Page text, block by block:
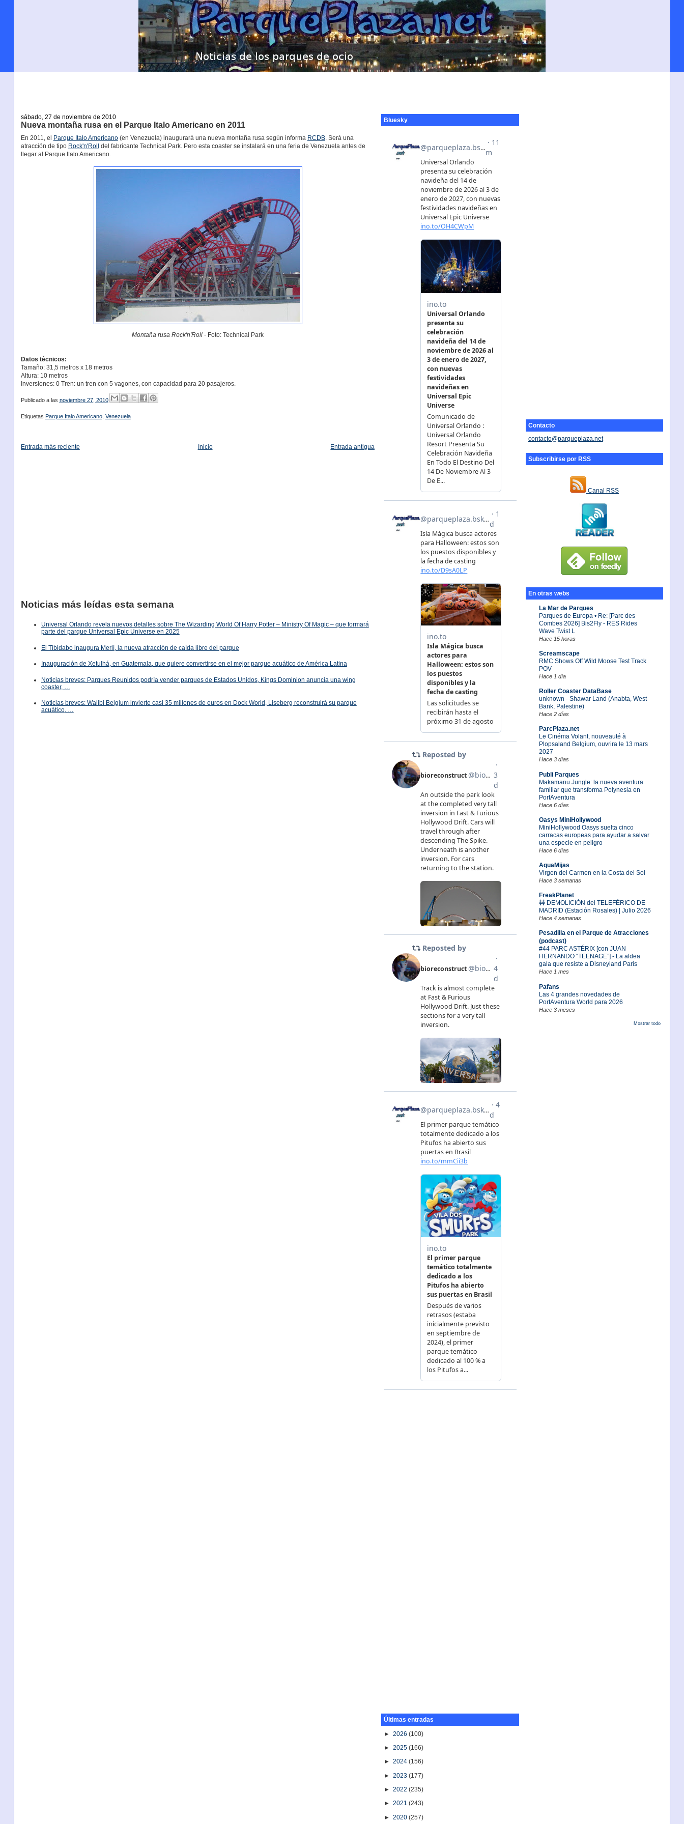
Contacto
contacto@parqueplaza.net
Subscribirse por RSS
Canal RSS
En otras webs
La Mar de Parques
Parques de Europa • Re: [Parc des
Combes 2026] Bis2Fly - RES Rides
Wave Twist L
Hace 15 horas
Screamscape
RMC Shows Off Wild Moose Test Track
POV
Hace 1 día
Roller Coaster DataBase
unknown - Shawar Land (Anabta, West
Bank, Palestine)
Hace 2 días
ParcPlaza.net
Le Cinéma Volant, nouveauté à
Plopsaland Belgium, ouvrira le 13 mars
2027
Hace 3 días
Publi Parques
Makamanu Jungle: la nueva aventura
familiar que transforma Polynesia en
PortAventura
Hace 6 días
Oasys MiniHollywood
MiniHollywood Oasys suelta cinco
carracas europeas para ayudar a salvar
una especie en peligro
Hace 6 días
AquaMijas
Virgen del Carmen en la Costa del Sol
Hace 3 semanas
FreakPlanet
🚧 DEMOLICIÓN del TELEFÉRICO DE
MADRID (Estación Rosales) | Julio 2026
Hace 4 semanas
Pesadilla en el Parque de Atracciones
(podcast)
#44 PARC ASTÉRIX [con JUAN
HERNANDO “TEENAGE”] - La aldea
gala que resiste a Disneyland Paris
Hace 1 mes
Pafans
Las 4 grandes novedades de
PortAventura World para 2026
Hace 3 meses
Mostrar todo
sábado, 27 de noviembre de 2010
Nueva montaña rusa en el Parque Italo Americano en 2011
En 2011, el Parque Italo Americano(en Venezuela) inaugurará una nueva montaña rusa según informa RCDB. Será una
atracción de tipo Rock'n'Roll
del fabricante Technical Park. Pero esta coaster se instalará en una feria de Venezuela antes de
llegar al Parque Italo Americano.
Montaña rusa Rock'n'Roll - Foto: Technical Park
Datos técnicos:
Tamaño: 31,5 metros x 18 metros
Altura: 10 metros
Inversiones: 0 Tren: un tren con 5 vagones, con capacidad para 20 pasajeros.
Publicado a las noviembre 27, 2010
Etiquetas Parque Italo Americano, Venezuela
Entrada más reciente Entrada antigua
Inicio
Noticias más leídas esta semana
Universal Orlando revela nuevos detalles sobre The Wizarding World Of Harry Potter – Ministry Of Magic – que formará
parte del parque Universal Epic Universe en 2025
El Tibidabo inaugura Merlí, la nueva atracción de caída libre del parque
Inauguración de Xetulhá, en Guatemala, que quiere convertirse en el mejor parque acuático de América Latina
Noticias breves: Parques Reunidos podría vender parques de Estados Unidos, Kings Dominion anuncia una wing
coaster, …
Noticias breves: Walibi Belgium invierte casi 35 millones de euros en Dock World, Liseberg reconstruirá su parque
acuático, …
Bluesky
Últimas entradas
►2026(100)
►2025(166)
►2024(156)
►2023(177)
►2022(235)
►2021(243)
►2020(257)